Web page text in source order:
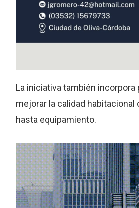
La iniciativa también
mejorar la calidad
hasta equipamiento.